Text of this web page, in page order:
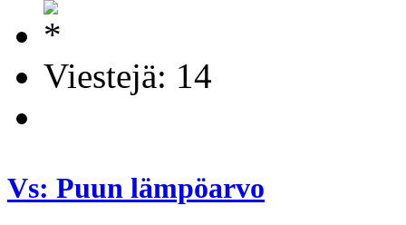
Viestejä: 14
Vs: Puun lämpöarvo